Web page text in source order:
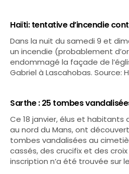
Haïti: tentative d’incendie
Dans la nuit du samedi 9 et
un incendie (probablement
endommagé la façade de
Gabriel à Lascahobas. Source:
Sarthe : 25 tombes
Ce 18 janvier, élus et habitants
au nord du Mans, ont
tombes vandalisées au
cassés, des crucifix et des
inscription n’a été trouvée sur